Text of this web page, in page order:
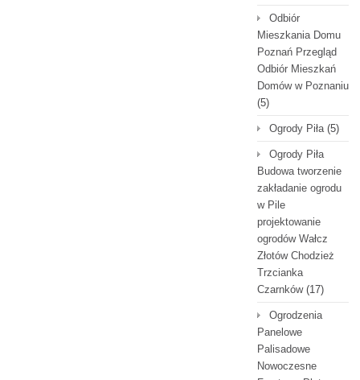
Odbiór
Mieszkania Domu
Poznań Przegląd
Odbiór Mieszkań
Domów w Poznaniu
(5)
Ogrody Piła(5)
Ogrody Piła
Budowa tworzenie
zakładanie ogrodu
w Pile
projektowanie
ogrodów Wałcz
Złotów Chodzież
Trzcianka
Czarnków(17)
Ogrodzenia
Panelowe
Palisadowe
Nowoczesne